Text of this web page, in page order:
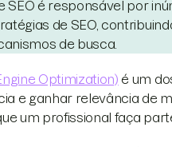
SEO é responsável por
de SEO,
de busca.
Optimization) é um
e ganhar relevância de
um profissional faça